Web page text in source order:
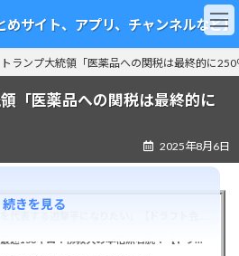
サイト、アプリ、チャンネルなど】
トランプ大統領「医薬品への関税は最終的に
「医薬品への関税は最終的に
2025年8月6日
カープドラ5赤木晴哉！191cm最速153キロ！佛教大の本格派右腕！【ドラフト会議2025】
続きを見る